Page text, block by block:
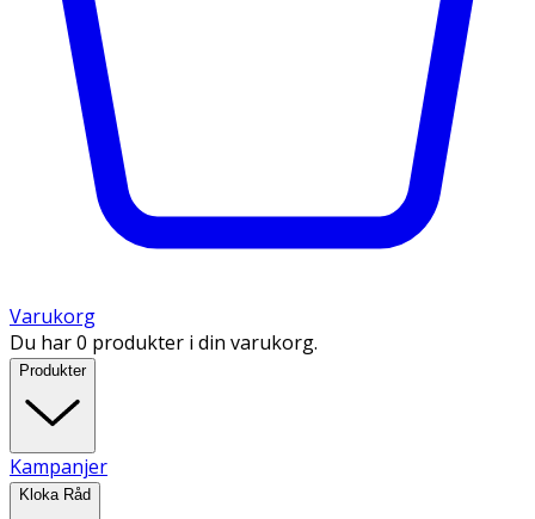
Varukorg
Du har 0 produkter i din varukorg.
Produkter
Kampanjer
Kloka Råd